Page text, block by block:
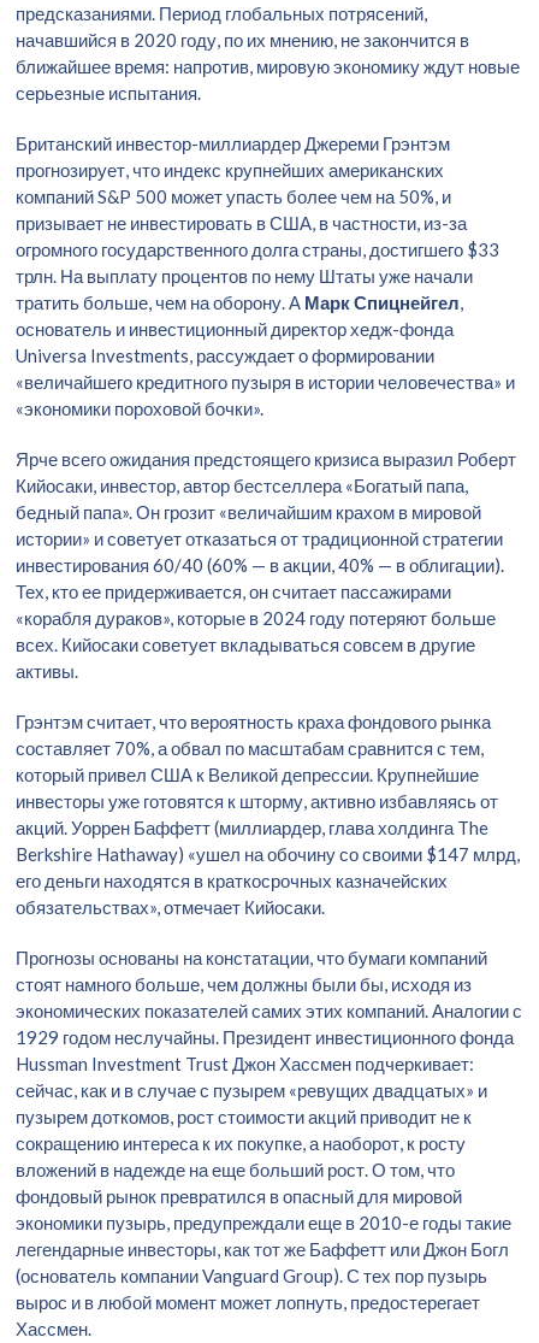
предсказаниями. Период глобальных потрясений,
начавшийся в 2020 году, по их мнению, не закончится в
ближайшее время: напротив, мировую экономику ждут новые
серьезные испытания.
Британский инвестор-миллиардер Джереми Грэнтэм
прогнозирует, что индекс крупнейших американских
компаний S&P 500 может упасть более чем на 50%, и
призывает не инвестировать в США, в частности, из-за
огромного государственного долга страны, достигшего $33
трлн. На выплату процентов по нему Штаты уже начали
тратить больше, чем на оборону. А Марк Спицнейгел,
основатель и инвестиционный директор хедж-фонда
Universa Investments, рассуждает о формировании
«величайшего кредитного пузыря в истории человечества» и
«экономики пороховой бочки».
Ярче всего ожидания предстоящего кризиса выразил Роберт
Кийосаки, инвестор, автор бестселлера «Богатый папа,
бедный папа». Он грозит «величайшим крахом в мировой
истории» и советует отказаться от традиционной стратегии
инвестирования 60/40 (60% — в акции, 40% — в облигации).
Тех, кто ее придерживается, он считает пассажирами
«корабля дураков», которые в 2024 году потеряют больше
всех. Кийосаки советует вкладываться совсем в другие
активы.
Грэнтэм считает, что вероятность краха фондового рынка
составляет 70%, а обвал по масштабам сравнится с тем,
который привел США к Великой депрессии. Крупнейшие
инвесторы уже готовятся к шторму, активно избавляясь от
акций. Уоррен Баффетт (миллиардер, глава холдинга The
Berkshire Hathaway) «ушел на обочину со своими $147 млрд,
его деньги находятся в краткосрочных казначейских
обязательствах», отмечает Кийосаки.
Прогнозы основаны на констатации, что бумаги компаний
стоят намного больше, чем должны были бы, исходя из
экономических показателей самих этих компаний. Аналогии с
1929 годом неслучайны. Президент инвестиционного фонда
Hussman Investment Trust Джон Хассмен подчеркивает:
сейчас, как и в случае с пузырем «ревущих двадцатых» и
пузырем доткомов, рост стоимости акций приводит не к
сокращению интереса к их покупке, а наоборот, к росту
вложений в надежде на еще больший рост. О том, что
фондовый рынок превратился в опасный для мировой
экономики пузырь, предупреждали еще в 2010-е годы такие
легендарные инвесторы, как тот же Баффетт или Джон Богл
(основатель компании Vanguard Group). С тех пор пузырь
вырос и в любой момент может лопнуть, предостерегает
Хассмен.